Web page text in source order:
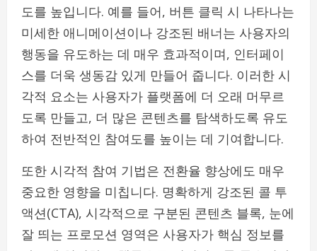
도를 높입니다. 예를 들어, 버튼 클릭 시 나타나는
미세한 애니메이션이나 강조된 배너는 사용자의
행동을 유도하는 데 매우 효과적이며, 인터페이
스를 더욱 생동감 있게 만들어 줍니다. 이러한 시
각적 요소는 사용자가 플랫폼에 더 오래 머무르
도록 만들고, 더 많은 콘텐츠를 탐색하도록 유도
하여 전반적인 참여도를 높이는 데 기여합니다.
또한 시각적 참여 기법은 전환율 향상에도 매우
중요한 영향을 미칩니다. 명확하게 강조된 콜 투
액션(CTA), 시각적으로 구분된 콘텐츠 블록, 눈에
잘 띄는 프로모션 영역은 사용자가 핵심 정보를